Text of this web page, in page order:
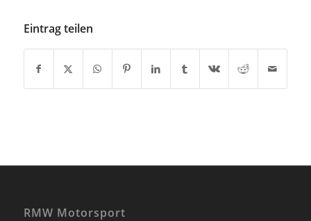
Eintrag teilen
RMW Motorsport